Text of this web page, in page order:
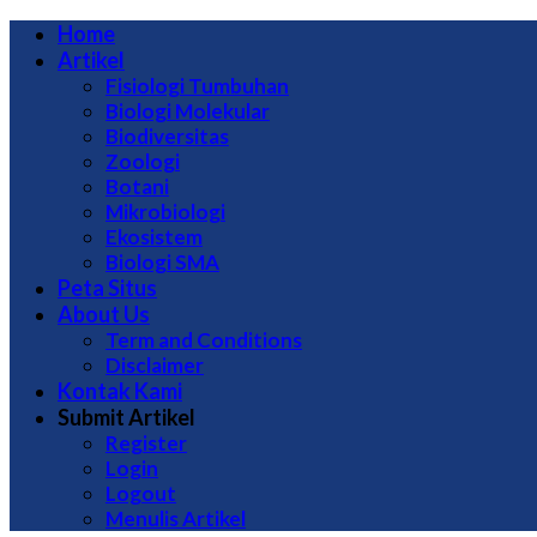
Home
Artikel
Fisiologi Tumbuhan
Biologi Molekular
Biodiversitas
Zoologi
Botani
Mikrobiologi
Ekosistem
Biologi SMA
Peta Situs
About Us
Term and Conditions
Disclaimer
Kontak Kami
Submit Artikel
Register
Login
Logout
Menulis Artikel